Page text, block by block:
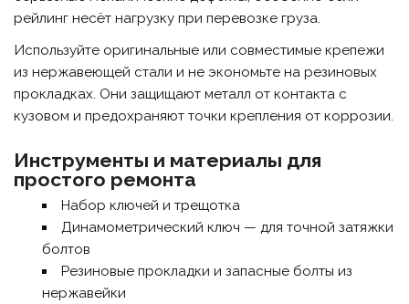
рейлинг несёт нагрузку при перевозке груза.
Используйте оригинальные или совместимые крепежи
из нержавеющей стали и не экономьте на резиновых
прокладках. Они защищают металл от контакта с
кузовом и предохраняют точки крепления от коррозии.
Инструменты и материалы для
простого ремонта
Набор ключей и трещотка
Динамометрический ключ — для точной затяжки
болтов
Резиновые прокладки и запасные болты из
нержавейки